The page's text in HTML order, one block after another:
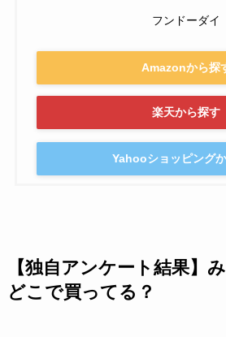
フンドーダイ
Amazonから探
楽天から探す
Yahooショッピング
【独自アンケート結果】
どこで買ってる？